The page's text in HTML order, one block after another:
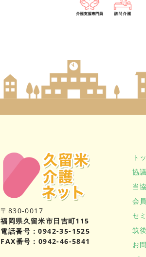
〒830-0017
福岡県久留米市日吉町115
電話番号：0942-35-1525
FAX番号：0942-46-5841
ト
協
当
会
セ
筑
お